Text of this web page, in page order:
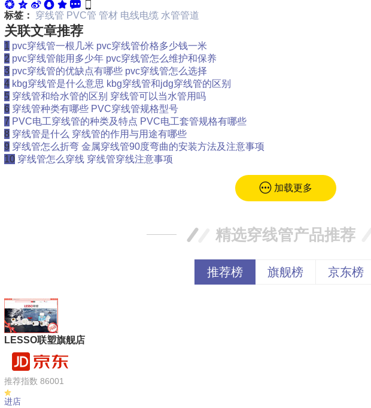
标签： 穿线管 PVC管 管材 电线电缆 水管管道
关联文章推荐
1 pvc穿线管一根几米 pvc穿线管价格多少钱一米
2 pvc穿线管能用多少年 pvc穿线管怎么维护和保养
3 pvc穿线管的优缺点有哪些 pvc穿线管怎么选择
4 kbg穿线管是什么意思 kbg穿线管和jdg穿线管的区别
5 穿线管和给水管的区别 穿线管可以当水管用吗
6 穿线管种类有哪些 PVC穿线管规格型号
7 PVC电工穿线管的种类及特点 PVC电工套管规格有哪些
8 穿线管是什么 穿线管的作用与用途有哪些
9 穿线管怎么折弯 金属穿线管90度弯曲的安装方法及注意事项
10 穿线管怎么穿线 穿线管穿线注意事项
加载更多
精选穿线管产品推荐
推荐榜 旗舰榜 京东榜
LESSO联塑旗舰店
推荐指数 86001
进店